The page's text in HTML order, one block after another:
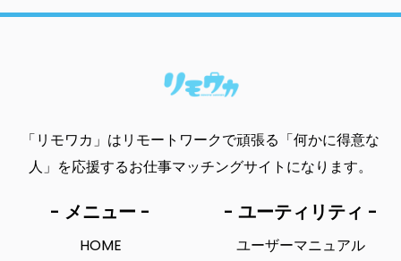
「リモワカ」はリモートワークで頑張る「何かに得意な
人」を応援するお仕事マッチングサイトになります。
- メニュー -
HOME
- ユーティリティ -
ユーザーマニュアル